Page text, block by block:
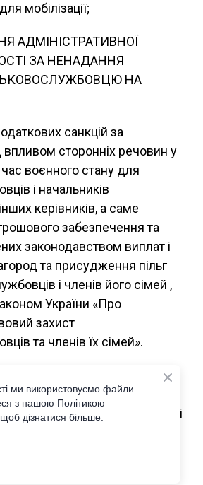
мобілізації;
АДМІНІСТРАТИВНОЇ
ЗА НЕНАДАННЯ
НА
санкцій за
впливом сторонніх речовин у
воєнного стану для
і начальників
керівників, а саме
забезпечення та
законодавством виплат і
та присудження пільг
і членів його сімей ,
України «Про
захист
та членів їх сімей».
під час мобілізації
які не вчинили тяжкі
правопорушень.
ми використовуємо файли
з нашою Політикою
дізнатися більше.